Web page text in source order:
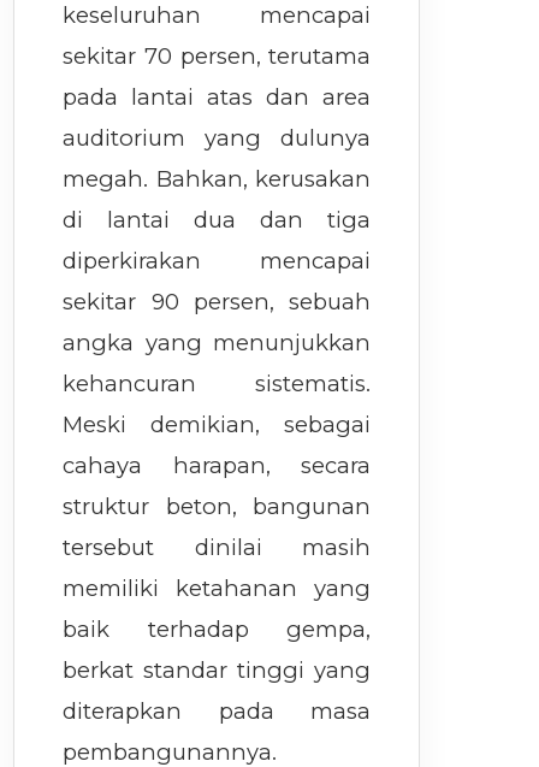
keseluruhan mencapai
sekitar 70 persen, terutama
pada lantai atas dan area
auditorium yang dulunya
megah. Bahkan, kerusakan
di lantai dua dan tiga
diperkirakan mencapai
sekitar 90 persen, sebuah
angka yang menunjukkan
kehancuran sistematis.
Meski demikian, sebagai
cahaya harapan, secara
struktur beton, bangunan
tersebut dinilai masih
memiliki ketahanan yang
baik terhadap gempa,
berkat standar tinggi yang
diterapkan pada masa
pembangunannya.